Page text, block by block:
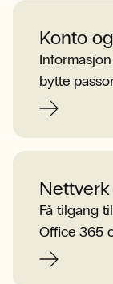
Konto
bytte
Få tilgang
Office 365